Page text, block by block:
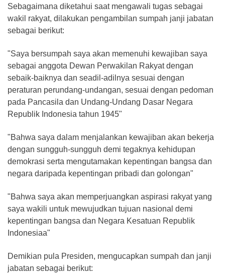
Sebagaimana diketahui saat mengawali tugas sebagai
wakil rakyat, dilakukan pengambilan sumpah janji jabatan
sebagai berikut:
"Saya bersumpah saya akan memenuhi kewajiban saya
sebagai anggota Dewan Perwakilan Rakyat dengan
sebaik-baiknya dan seadil-adilnya sesuai dengan
peraturan perundang-undangan, sesuai dengan pedoman
pada Pancasila dan Undang-Undang Dasar Negara
Republik Indonesia tahun 1945"
"Bahwa saya dalam menjalankan kewajiban akan bekerja
dengan sungguh-sungguh demi tegaknya kehidupan
demokrasi serta mengutamakan kepentingan bangsa dan
negara daripada kepentingan pribadi dan golongan"
"Bahwa saya akan memperjuangkan aspirasi rakyat yang
saya wakili untuk mewujudkan tujuan nasional demi
kepentingan bangsa dan Negara Kesatuan Republik
Indonesiaa"
Demikian pula Presiden, mengucapkan sumpah dan janji
jabatan sebagai berikut: